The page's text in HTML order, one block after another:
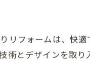
リフォームは、快
術とデザインを取